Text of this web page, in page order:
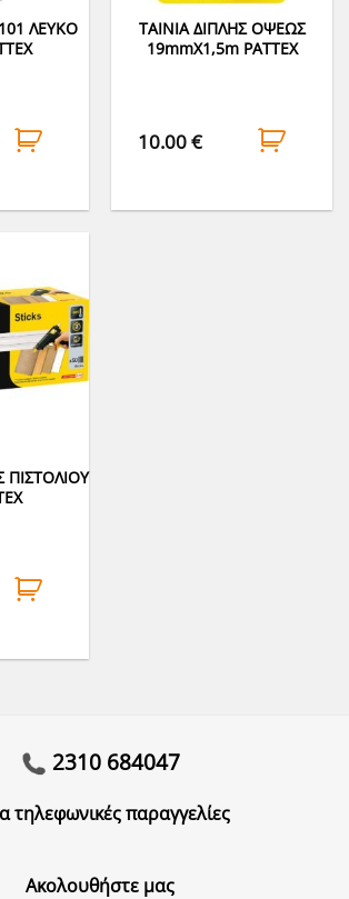
ΛΕΥΚΟ
ΤΑΙΝΙΑ ΔΙΠΛΗΣ ΟΨΕΩΣ
19mmΧ1,5m PATTEX
10.00€
ΠΙΣΤΟΛΙΟΥ
2310 684047
τηλεφωνικές παραγγελίες
Ακολουθήστε μας